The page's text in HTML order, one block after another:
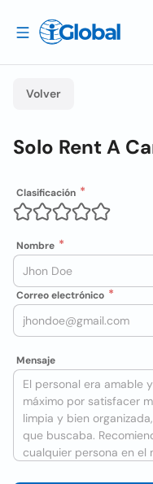
Volver
Solo Rent A
Clasificación
Nombre
Correo electrónico
Mensaje